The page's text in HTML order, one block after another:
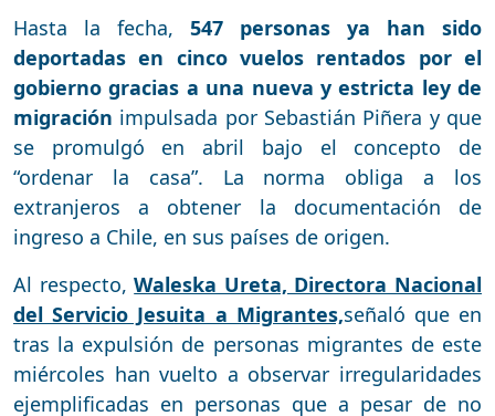
Hasta la fecha, 547 personas ya han sido
deportadas en cinco vuelos rentados por el
gobierno gracias a una nueva y estricta ley de
migración impulsada por Sebastián Piñera y que
se promulgó en abril bajo el concepto de
“ordenar la casa”. La norma obliga a los
extranjeros a obtener la documentación de
ingreso a Chile, en sus países de origen.
Al respecto,Waleska Ureta, Directora Nacional
del Servicio Jesuita a Migrantes,señaló que en
tras la expulsión de personas migrantes de este
miércoles han vuelto a observar irregularidades
ejemplificadas en personas que a pesar de no